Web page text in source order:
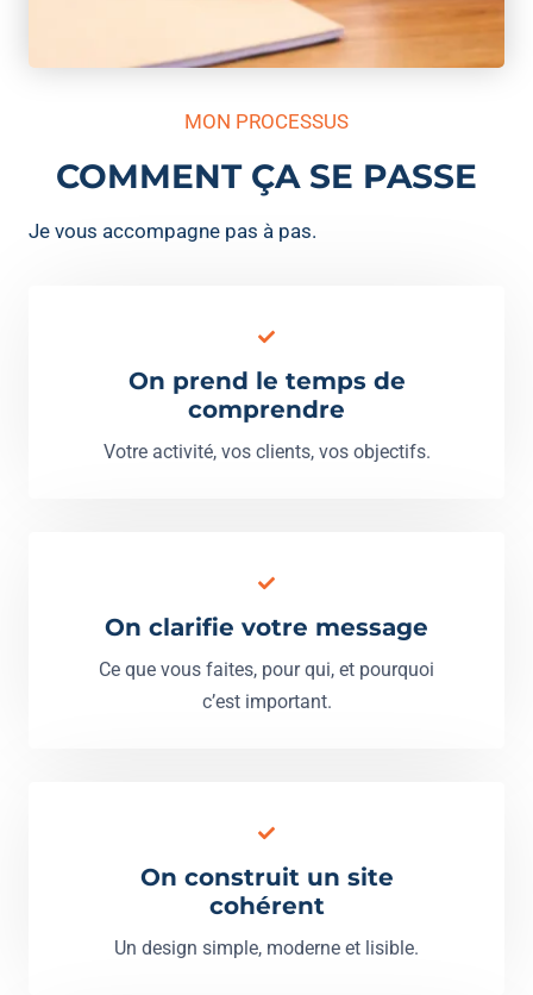
MON PROCESSUS
COMMENT ÇA SE PASSE
Je vous accompagne pas à pas.
On prend le temps de
comprendre
Votre activité, vos clients, vos objectifs.
On clarifie votre message
Ce que vous faites, pour qui, et pourquoi
c’est important.
On construit un site
cohérent
Un design simple, moderne et lisible.